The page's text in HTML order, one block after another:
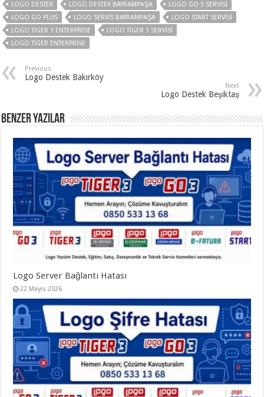
LOGO DESTEK LOGO DESTEK BAYRAMPAŞA
LOGO GO 3 SERVISI
LOGO GO PLUS
LOGO SERVIS BAYRAMPAŞA
LOGO START SERVISI
LOGO TIGER 3 ENTERPRISE
LOGO TIGER 3 SERVISI
LOGO TIGER ENTERPRISE
Previous
Logo Destek Bakırköy
Next
Logo Destek Beşiktaş
Benzer Yazılar
Logo Server Bağlantı Hatası
22 Mayıs 2026